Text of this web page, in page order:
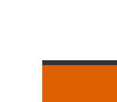
Schliessen